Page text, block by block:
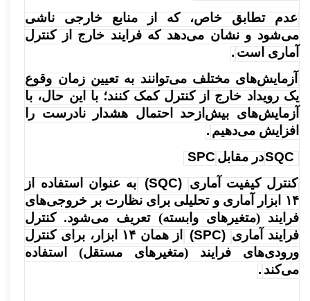
عدم تطابق خاص، که از منابع خارجی ناشی
می‌شود و نشان می‌دهد که فرایند خارج از کنترل
آماری است .
آزمایش‌های مختلف می‌توانند به تعیین زمان وقوع
یک رویداد خارج از کنترل کمک کنند؛ با این حال، با
آزمایش‌های بیش‌ازحد احتمال هشدار نادرست را
افزایش می‌دهیم .
SQCدر مقابل SPC
کنترل کیفیت آماری (SQC)
به عنوان استفاده از
۱۴ ابزار آماری و تحلیلی برای نظارت بر خروجی‌های
فرایند (متغیرهای وابسته) تعریف می‌شود. کنترل
فرایند آماری (SPC)
از همان ۱۴ ابزار، برای کنترل
ورودی‌های فرایند (متغیرهای مستقل) استفاده
می‌کند .